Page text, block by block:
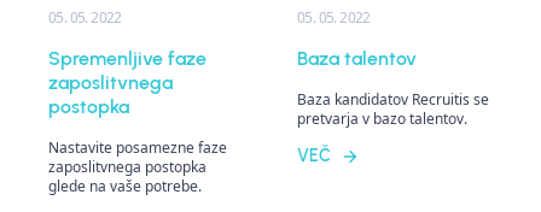
05. 05. 2022
Spremenljive faze
zaposlitvnega
postopka
Nastavite posamezne faze
zaposlitvnega postopka
glede na vaše potrebe.
05. 05. 2022
Baza talentov
Baza kandidatov Recruitis se
pretvarja v bazo talentov.
VEČ